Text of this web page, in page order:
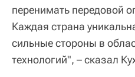
перенимать передовой
Каждая страна
сильные стороны в
технологий", – сказал